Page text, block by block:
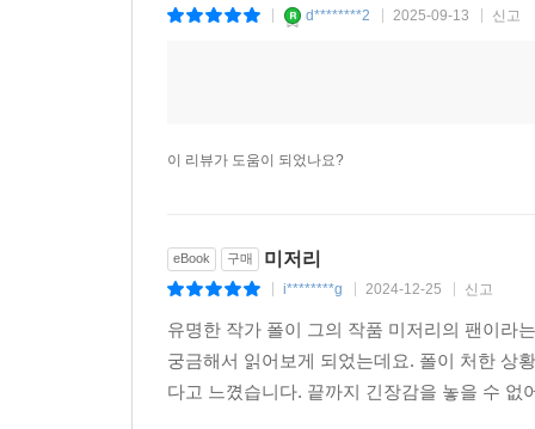
d********2 2025-09-13 신고
이 리뷰가 도움이 되었나요?
eBook 구매 미저리
i********g 2024-12-25 신고
유명한 작가 폴이 그의 작품 미저리의 팬이라
궁금해서 읽어보게 되었는데요. 폴이 처한 상
다고 느꼈습니다. 끝까지 긴장감을 놓을 수